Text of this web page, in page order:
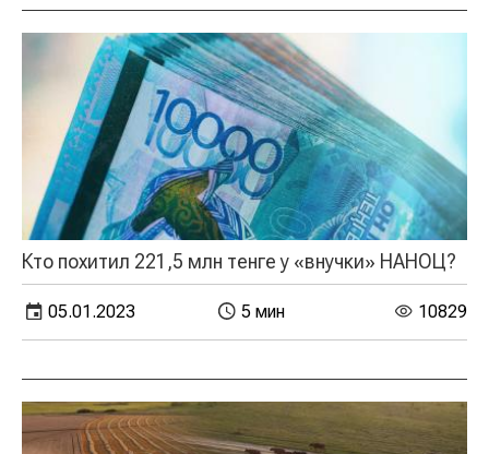
Кто похитил 221,5 млн тенге у «внучки» НАНОЦ?
05.01.2023 5 мин 10829